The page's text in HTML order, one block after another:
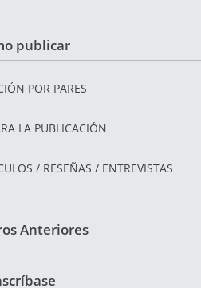
publicar
POR PARES
LA PUBLICACIÓN
/ RESEÑAS / ENTREVISTAS
Anteriores